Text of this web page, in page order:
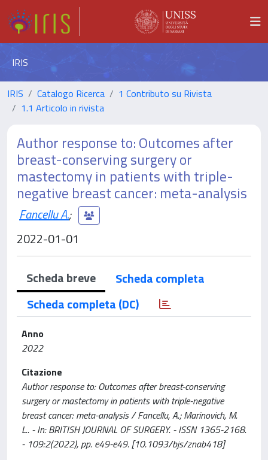
IRIS
IRIS Catalogo Ricerca
1 Contributo su Rivista
1.1 Articolo in rivista
Author response to: Outcomes after
breast-conserving surgery or
mastectomy in patients with triple-
negative breast cancer: meta-analysis
Fancellu A.;
2022-01-01
Scheda breve
Scheda completa
Scheda completa (DC)
Anno
2022
Citazione
Author response to: Outcomes after breast-conserving
surgery or mastectomy in patients with triple-negative
breast cancer: meta-analysis / Fancellu, A.; Marinovich, M.
L.. - In: BRITISH JOURNAL OF SURGERY. - ISSN 1365-2168.
- 109:2(2022), pp. e49-e49. [10.1093/bjs/znab418]